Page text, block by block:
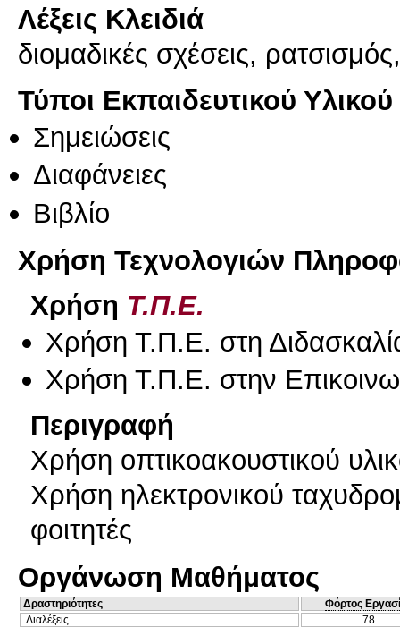
Λέξεις Κλειδιά
διομαδικές σχέσεις,
Τύποι Εκπαιδευτικού Υλικού
Σημειώσεις
Διαφάνειες
Βιβλίο
Χρήση Τεχνολογιών
Χρήση Τ.Π.Ε.
Χρήση Τ.Π.Ε. στη
Χρήση Τ.Π.Ε. στην
Περιγραφή
Χρήση οπτικοακουστικού
Χρήση ηλεκτρονικού
φοιτητές
Οργάνωση Μαθήματος
Δραστηριότητες
Φόρτος
Διαλέξεις
78